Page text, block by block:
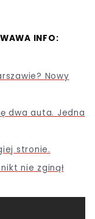
INFO:
Nowy
dwa auta. Jedna
stronie.
nie zginął